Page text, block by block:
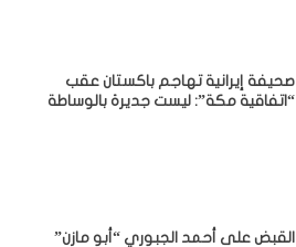
صحيفة إيرانية تهاجم باكستان عقب
“اتفاقية مكة”: ليست جديرة بالوساطة
القبض على أحمد الجبوري “أبو مازن”